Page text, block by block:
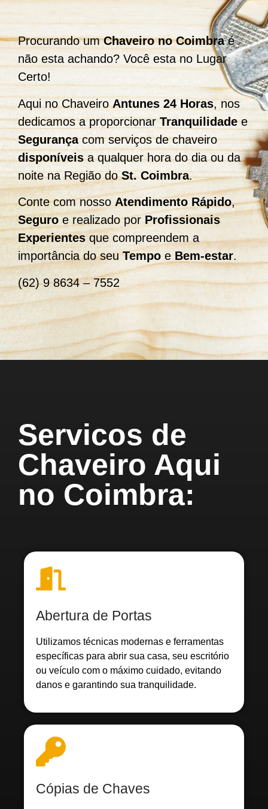
Procurando umChaveiro no Coimbraé
não esta achando? Você esta no Lugar
Certo!
Aqui no ChaveiroAntunes 24 Horas, nos
dedicamos a proporcionarTranquilidadee
Segurançacom serviços de chaveiro
disponíveisa qualquer hora do dia ou da
noite na Região doSt. Coimbra.
Conte com nosso Atendimento Rápido,
Seguroe realizado porProfissionais
Experientesque compreendem a
importância do seuTempo e Bem-estar.
(62) 9 8634 – 7552
Servicos de
Chaveiro Aqui
no Coimbra:
Abertura de Portas
Utilizamos técnicas modernas e ferramentas
específicas para abrir sua casa, seu escritório
ou veículo com o máximo cuidado, evitando
danos e garantindo sua tranquilidade.
Cópias de Chaves